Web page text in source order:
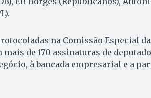
na Comissão Especial
mais de 170 assinaturas de
à bancada empresarial e a